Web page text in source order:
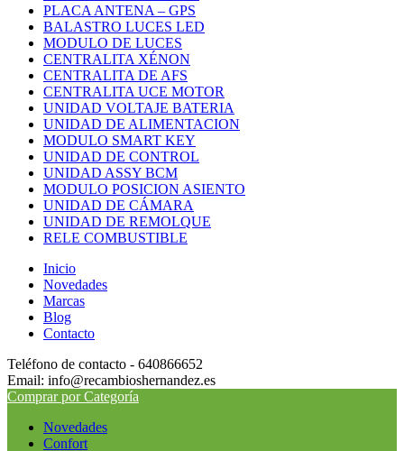
PLACA ANTENA – GPS
BALASTRO LUCES LED
MODULO DE LUCES
CENTRALITA XÉNON
CENTRALITA DE AFS
CENTRALITA UCE MOTOR
UNIDAD VOLTAJE BATERIA
UNIDAD DE ALIMENTACION
MODULO SMART KEY
UNIDAD DE CONTROL
UNIDAD ASSY BCM
MODULO POSICION ASIENTO
UNIDAD DE CÁMARA
UNIDAD DE REMOLQUE
RELE COMBUSTIBLE
Inicio
Novedades
Marcas
Blog
Contacto
Teléfono de contacto - 640866652
Email: info@recambioshernandez.es
Comprar por Categoría
Novedades
Confort